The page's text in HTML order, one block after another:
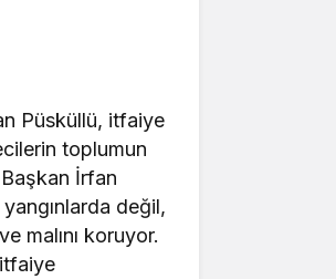
Püsküllü, itfaiye
toplumun
İrfan
değil,
malını koruyor.